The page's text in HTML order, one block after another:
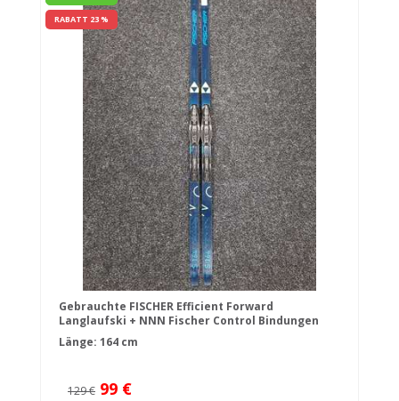
RABATT 23 %
Gebrauchte FISCHER Efficient Forward
Langlaufski + NNN Fischer Control Bindungen
Länge: 164 cm
129 € 99 €